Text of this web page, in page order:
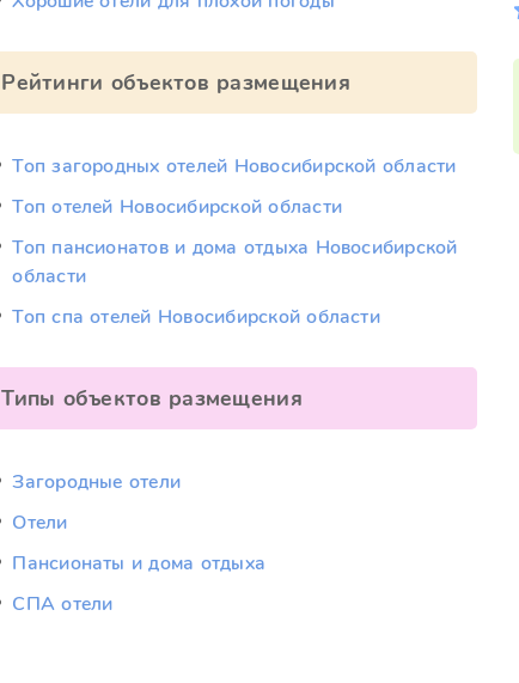
Рейтинги объектов размещения
Топ загородных отелей Новосибирской области
Топ отелей Новосибирской области
Топ пансионатов и дома отдыха Новосибирской
области
Топ спа отелей Новосибирской области
Типы объектов размещения
Загородные отели
Отели
Пансионаты и дома отдыха
СПА отели